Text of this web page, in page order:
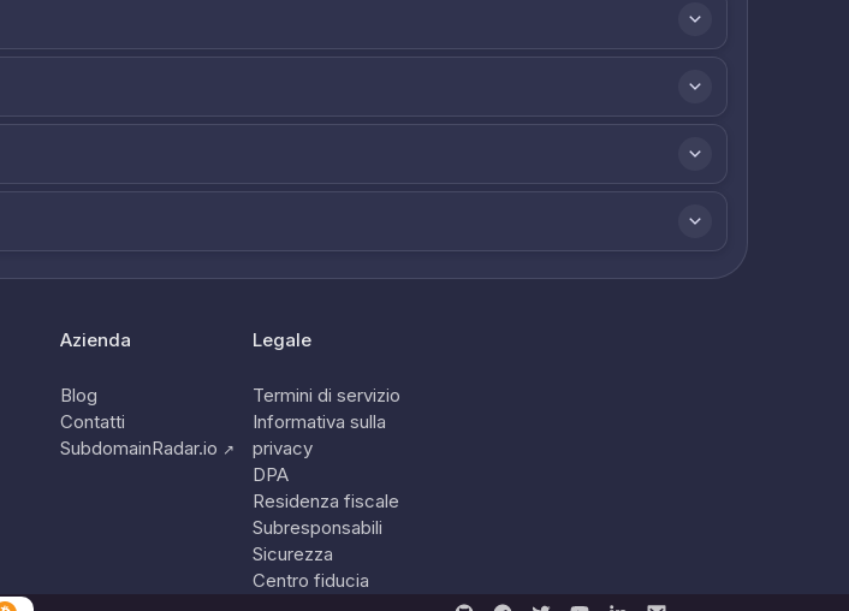
Azienda
Blog
Contatti
SubdomainRadar.io ↗
Legale
Termini di servizio
Informativa sulla
privacy
DPA
Residenza fiscale
Subresponsabili
Sicurezza
Centro fiducia